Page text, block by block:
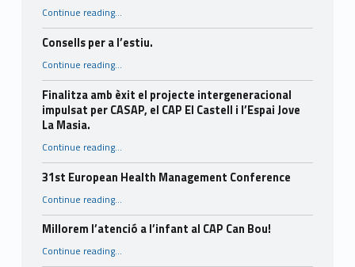
Continue reading“La nova gestió de l’atenció a l’infant del CAP Can Bou present al Diari El Castell.”
…
Consells per a l’estiu.
Continue reading…
Finalitza amb èxit el projecte intergeneracional
impulsat per CASAP, el CAP El Castell i l’Espai Jove
La Masia.
Continue reading“Finalitza amb èxit el projecte intergeneracional impulsat per CASAP, el CAP El Castell i l’Espai Jove La Masia.”
…
31st European Health Management Conference
Continue reading…
Millorem l’atenció a l’infant al CAP Can Bou!
Continue reading“Millorem l’atenció a l’infant al CAP Can Bou!”
…